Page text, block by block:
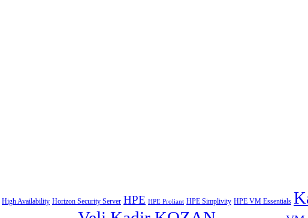
High Availability Horizon Security Server HPE HPE Proliant HPE Simplivity HPE VM Essentials